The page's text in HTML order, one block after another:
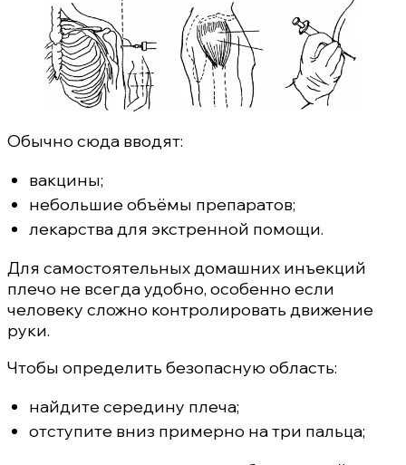
Обычно сюда вводят:
вакцины;
небольшие объёмы препаратов;
лекарства для экстренной помощи.
Для самостоятельных домашних инъекций
плечо не всегда удобно, особенно если
человеку сложно контролировать движение
руки.
Чтобы определить безопасную область:
найдите середину плеча;
отступите вниз примерно на три пальца;